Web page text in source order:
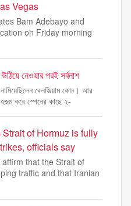
Vegas
Bam Adebayo and
on Friday morning
নেওয়ার পরই সর্বনাশ
বেলজিয়াম কোচ। আর
করে স্পেনের কাছে ২-
of Hormuz is fully
officials say
that the Strait of
traffic and that Iranian